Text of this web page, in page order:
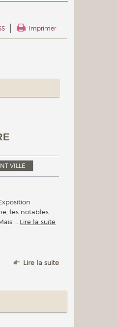
Imprimer
VILLE
les notables
… Lire la suite
Lire la suite